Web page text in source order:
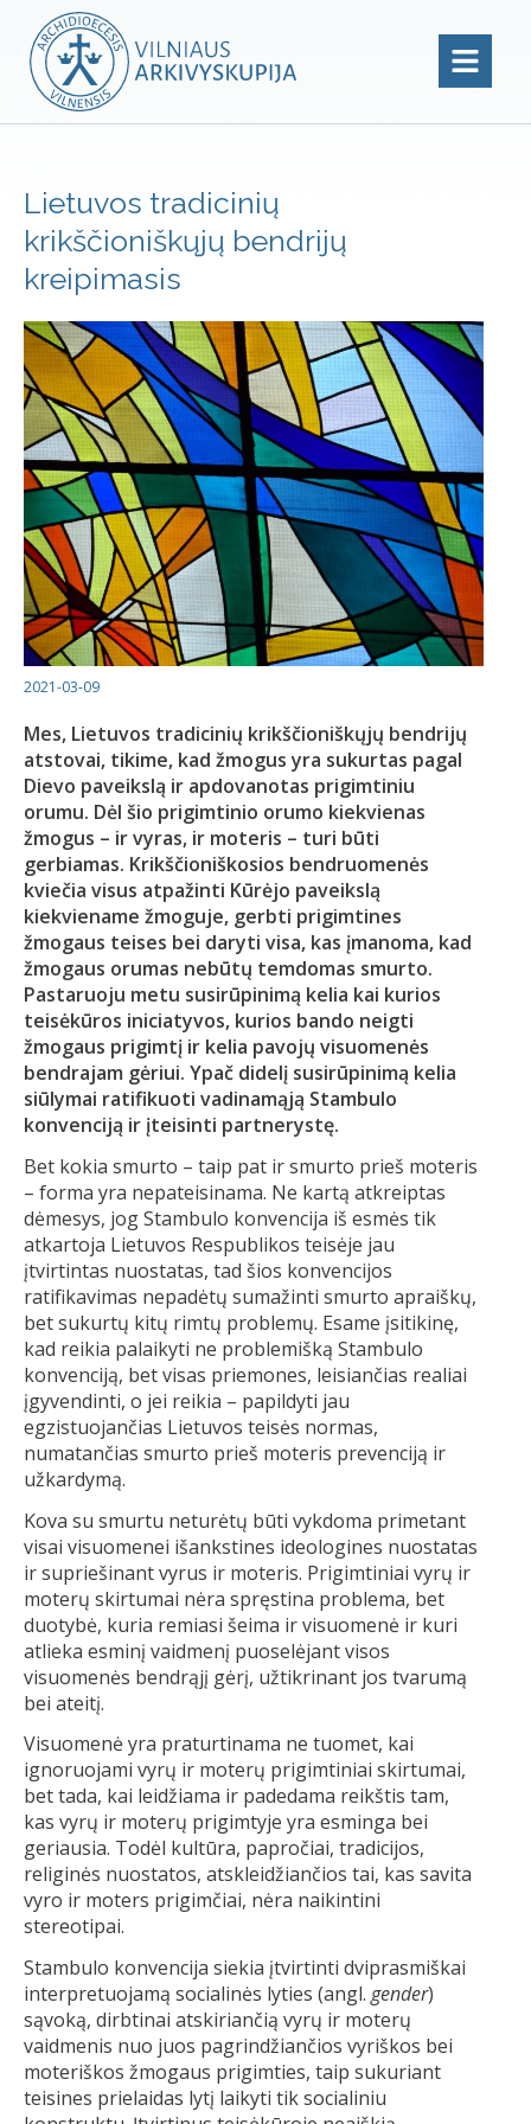
Lietuvos tradicinių
krikščioniškųjų bendrijų
kreipimasis
2021-03-09
Mes, Lietuvos tradicinių krikščioniškųjų bendrijų
atstovai, tikime, kad žmogus yra sukurtas pagal
Dievo paveikslą ir apdovanotas prigimtiniu
orumu. Dėl šio prigimtinio orumo kiekvienas
žmogus – ir vyras, ir moteris – turi būti
gerbiamas. Krikščioniškosios bendruomenės
kviečia visus atpažinti Kūrėjo paveikslą
kiekviename žmoguje, gerbti prigimtines
žmogaus teises bei daryti visa, kas įmanoma, kad
žmogaus orumas nebūtų temdomas smurto.
Pastaruoju metu susirūpinimą kelia kai kurios
teisėkūros iniciatyvos, kurios bando neigti
žmogaus prigimtį ir kelia pavojų visuomenės
bendrajam gėriui. Ypač didelį susirūpinimą kelia
siūlymai ratifikuoti vadinamąją Stambulo
konvenciją ir įteisinti partnerystę.
Bet kokia smurto – taip pat ir smurto prieš moteris
– forma yra nepateisinama. Ne kartą atkreiptas
dėmesys, jog Stambulo konvencija iš esmės tik
atkartoja Lietuvos Respublikos teisėje jau
įtvirtintas nuostatas, tad šios konvencijos
ratifikavimas nepadėtų sumažinti smurto apraiškų,
bet sukurtų kitų rimtų problemų. Esame įsitikinę,
kad reikia palaikyti ne problemišką Stambulo
konvenciją, bet visas priemones, leisiančias realiai
įgyvendinti, o jei reikia – papildyti jau
egzistuojančias Lietuvos teisės normas,
numatančias smurto prieš moteris prevenciją ir
užkardymą.
Kova su smurtu neturėtų būti vykdoma primetant
visai visuomenei išankstines ideologines nuostatas
ir supriešinant vyrus ir moteris. Prigimtiniai vyrų ir
moterų skirtumai nėra spręstina problema, bet
duotybė, kuria remiasi šeima ir visuomenė ir kuri
atlieka esminį vaidmenį puoselėjant visos
visuomenės bendrąjį gėrį, užtikrinant jos tvarumą
bei ateitį.
Visuomenė yra praturtinama ne tuomet, kai
ignoruojami vyrų ir moterų prigimtiniai skirtumai,
bet tada, kai leidžiama ir padedama reikštis tam,
kas vyrų ir moterų prigimtyje yra esminga bei
geriausia. Todėl kultūra, papročiai, tradicijos,
religinės nuostatos, atskleidžiančios tai, kas savita
vyro ir moters prigimčiai, nėra naikintini
stereotipai.
Stambulo konvencija siekia įtvirtinti dviprasmiškai
interpretuojamą socialinės lyties (angl. gender)
sąvoką, dirbtinai atskiriančią vyrų ir moterų
vaidmenis nuo juos pagrindžiančios vyriškos bei
moteriškos žmogaus prigimties, taip sukuriant
teisines prielaidas lytį laikyti tik socialiniu